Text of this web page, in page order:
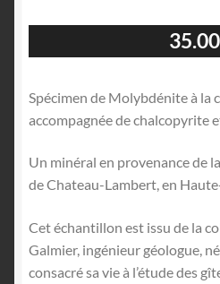
35.00
Spécimen de Molybdénite à la
accompagnée de chalcopyrite
Un minéral en provenance de
de Chateau-Lambert, en
Cet échantillon est issu de la
Galmier, ingénieur géologue,
consacré sa vie à l’étude des